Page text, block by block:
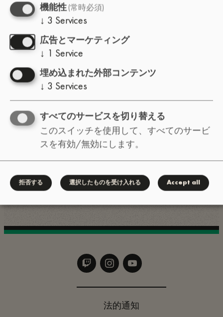
でのLo-Fi Festival開催（運営方法、要件
など）
アーティスト：出演応募、ライン
ナップ、ブッキングに関するお問い合
わせ
プレス／メディア
ー、プレスパス、プレスキット・情報
ウェブサイト：翻訳の誤り・抜
け、不具合、ご提案
簡単な質問はInstagram DMまで :
@lofi_festival.
法的通知
機能性 (常時必須)
↓ 3 Services
広告とマーケティング
↓ 1 Service
埋め込まれた外部コンテンツ
↓ 3 Services
すべてのサービスを切り替える
このスイッチを使用して、すべてのサービ
スを有効/無効にします。
拒否する 選択したものを受け入れる Accept all